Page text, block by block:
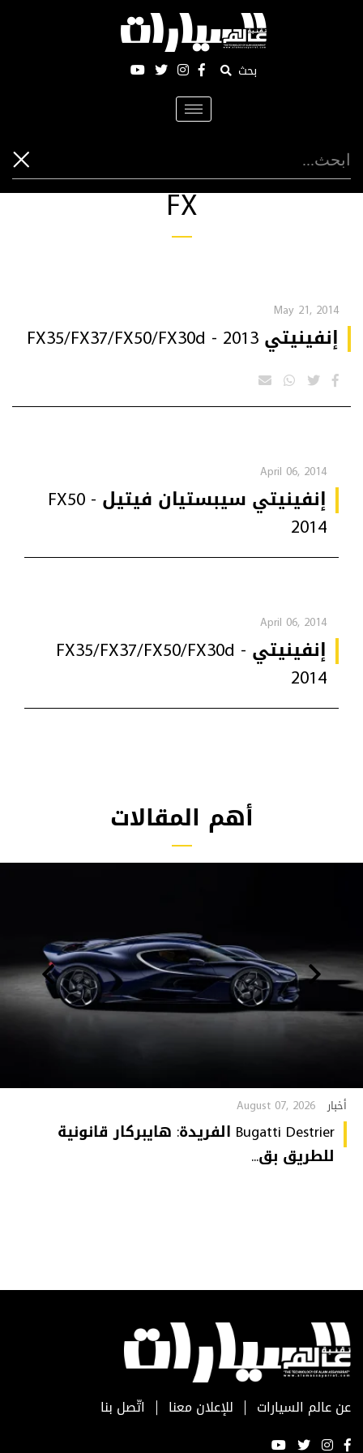
بحث
Toggle
navigation
FX
May 21, 2014
إنفينيتي FX35/FX37/FX50/FX30d - 2013
April 06, 2014
إنفينيتي سيبستيان فيتيل FX50 -
2014
April 06, 2014
إنفينيتي FX35/FX37/FX50/FX30d -
2014
أهم المقالات
أخبار August 07, 2026
Bugatti Destrier الفريدة: هايبركار قانونية
للطريق بق...
عن عالم السيارات للإعلان معنا اتّصل بنا